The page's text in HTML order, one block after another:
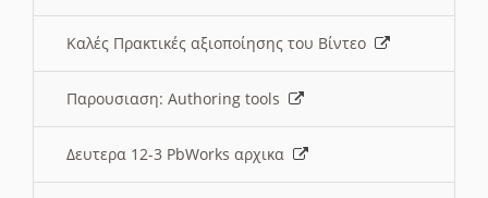
Καλές Πρακτικές αξιοποίησης του Βίντεο
Παρουσιαση: Authoring tools
Δευτερα 12-3 PbWorks αρχικα